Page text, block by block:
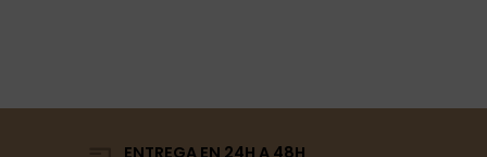
ENTREGA EN 24H A 48H